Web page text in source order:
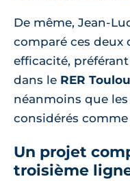
De même, Jean-
comparé ces deux
efficacité,
dans le RER
néanmoins que
considérés
Un projet
troisième